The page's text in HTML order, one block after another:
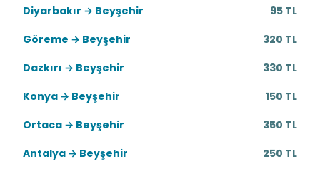
Diyarbakır → Beyşehir
95 TL
Göreme → Beyşehir
320 TL
Dazkırı → Beyşehir
330 TL
Konya → Beyşehir
150 TL
Ortaca → Beyşehir
350 TL
Antalya → Beyşehir
250 TL